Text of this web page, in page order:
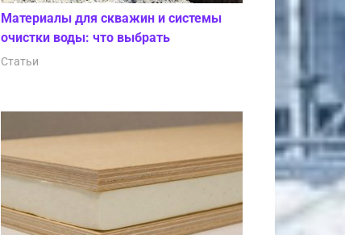
Материалы для скважин и системы
очистки воды: что выбрать
Статьи